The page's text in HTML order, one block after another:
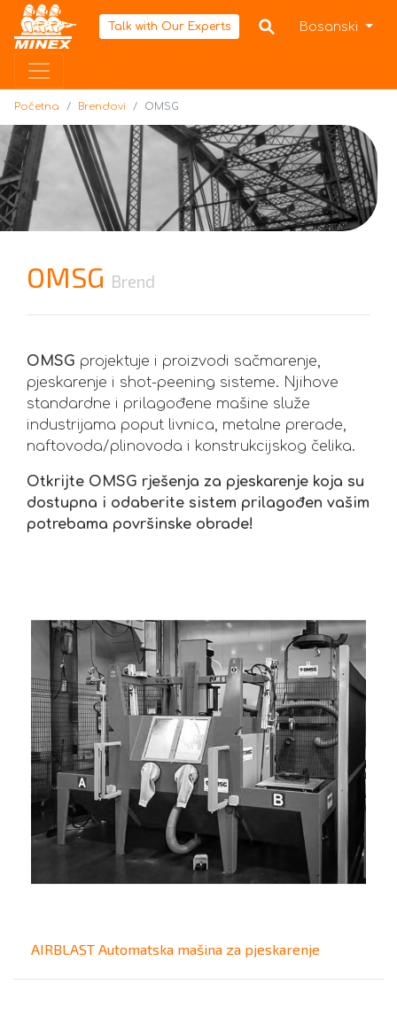
Početna
Talk with Our Experts Bosanski
Početna Brendovi OMSG
OMSG Brend
OMSG projektuje i proizvodi sačmarenje,
pjeskarenje i shot-peening sisteme. Njihove
standardne i prilagođene mašine služe
industrijama poput livnica, metalne prerade,
naftovoda/plinovoda i konstrukcijskog čelika.
Otkrijte OMSG rješenja za pjeskarenje koja su
dostupna i odaberite sistem prilagođen vašim
potrebama površinske obrade!
AIRBLAST Automatska mašina za pjeskarenje